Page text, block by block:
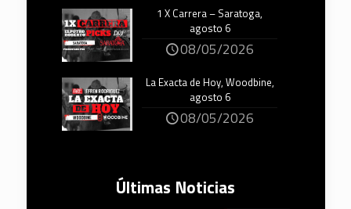
1 X Carrera – Saratoga,
agosto 6
08/05/2026
La Exacta de Hoy, Woodbine,
agosto 6
08/05/2026
Últimas Noticias